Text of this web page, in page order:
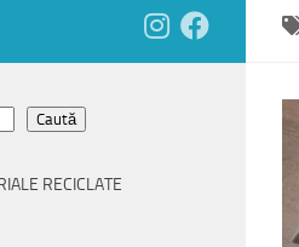
Caută
RECICLATE